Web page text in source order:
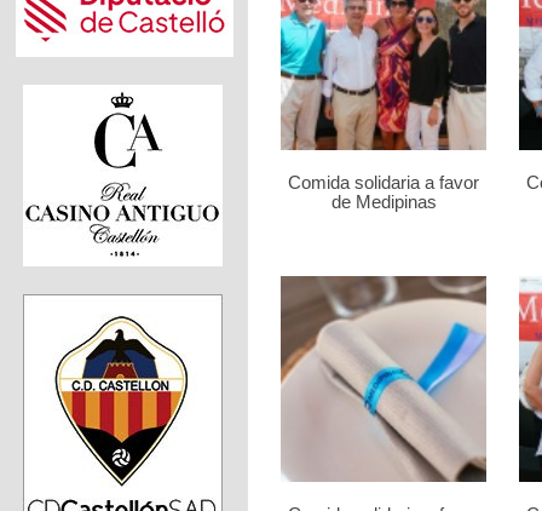
Comida solidaria a favor
de Medipinas